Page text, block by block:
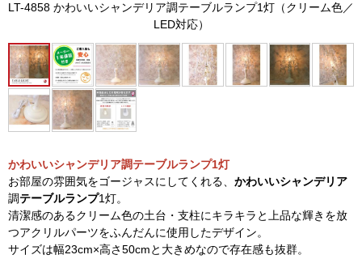
LT-4858 かわいいシャンデリア調テーブルランプ1灯（クリーム色／
LED対応）
かわいいシャンデリア調テーブルランプ1灯
お部屋の雰囲気をゴージャスにしてくれる、 かわいいシャンデリア
調テーブルランプ1灯。
清潔感のあるクリーム色の土台・支柱にキラキラと上品な輝きを放
つアクリルパーツをふんだんに使用したデザイン。
サイズは幅23cm×高さ50cmと大きめなので存在感も抜群。